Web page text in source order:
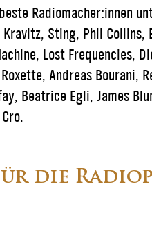
Radiomacher:innen
Sting, Phil
Lost Frequencies,
Andreas Bourani,
Beatrice Egli, James
die